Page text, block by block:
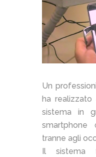
Un
ha
sistema in
smartphone
tranne agli
Il sistema